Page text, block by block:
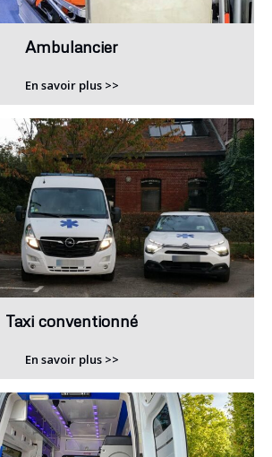
Ambulancier
En savoir plus >>
Taxi conventionné
En savoir plus >>